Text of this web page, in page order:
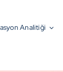
Analitiği
Bütçeleme